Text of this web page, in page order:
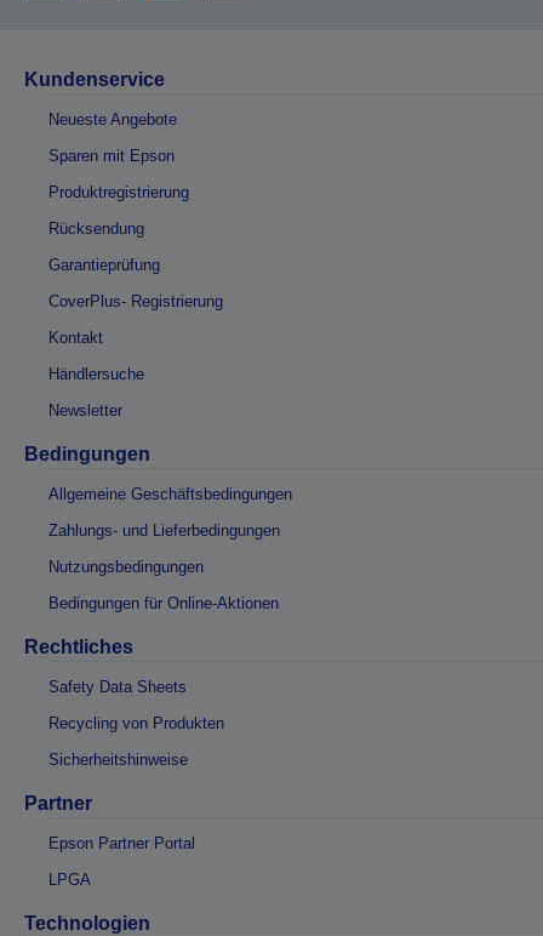
Kundenservice
Neueste Angebote
Sparen mit Epson
Produktregistrierung
Rücksendung
Garantieprüfung
CoverPlus- Registrierung
Kontakt
Händlersuche
Newsletter
Bedingungen
Allgemeine Geschäftsbedingungen
Zahlungs- und Lieferbedingungen
Nutzungsbedingungen
Bedingungen für Online-Aktionen
Rechtliches
Safety Data Sheets
Recycling von Produkten
Sicherheitshinweise
Partner
Epson Partner Portal
LPGA
Technologien